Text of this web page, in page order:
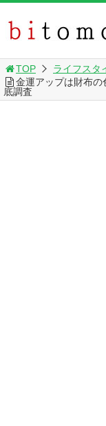
TOP
ライフスタ
金運アップは財布
底調査